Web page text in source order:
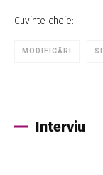
Cuvinte cheie:
MODIFICĂRI
Interviu